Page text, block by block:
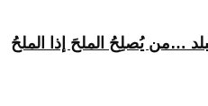
…من يُصلِحُ الملحَ إذا الملحُ